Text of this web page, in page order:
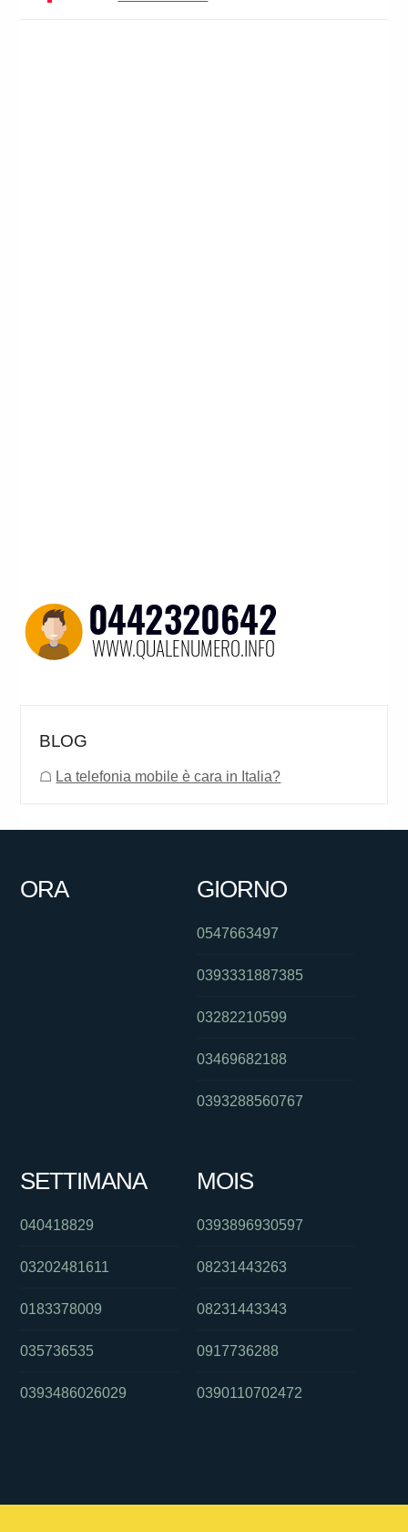
BLOG
☖ La telefonia mobile è cara in Italia?
ORA GIORNO
0547663497
0393331887385
03282210599
03469682188
0393288560767
SETTIMANA
040418829
03202481611
0183378009
035736535
0393486026029
MOIS
0393896930597
08231443263
08231443343
0917736288
0390110702472